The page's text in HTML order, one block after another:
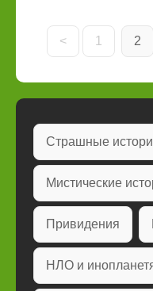
< 1 2
Страшные
Мистические
Привидения
НЛО и